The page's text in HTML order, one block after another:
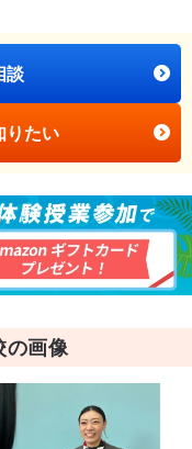
談
りたい
の画像